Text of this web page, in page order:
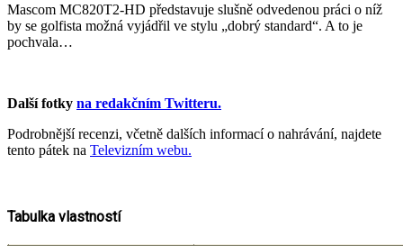
Mascom MC820T2-HD představuje slušně odvedenou práci o níž
by se golfista možná vyjádřil ve stylu „dobrý standard“. A to je
pochvala…
Další fotky na redakčním Twitteru.
Podrobnější recenzi, včetně dalších informací o nahrávání, najdete
tento pátek na Televizním webu.
Tabulka vlastností